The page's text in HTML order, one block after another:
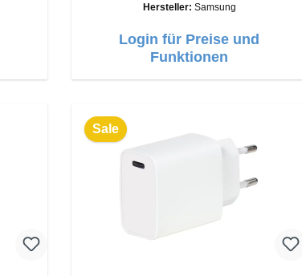
VerarbeitungAnschlüss: USB-C Output:
Hersteller: Samsung
Login für Preise und
Funktionen
Sale